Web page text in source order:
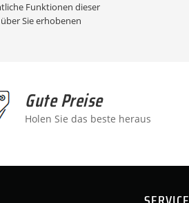
Funktionen dieser
Sie erhobenen
Gute Preise
Holen Sie das beste heraus